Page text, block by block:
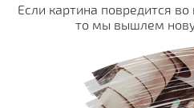
Если картина повредится
то мы вышлем